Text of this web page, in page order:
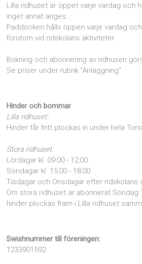
Lilla ridhuset är öppet varje vardag och
inget annat anges.
Paddocken hålls öppen varje vardag
förutom vid ridskolans aktiviteter.
Bokning och abonnering av ridhusen
Se priser under rubrik "Anläggning"
Hinder och bommar
Lilla ridhuset:
Hinder får fritt plockas in under hela
Stora ridhuset:
Lördagar kl. 09:00 - 12:00
Söndagar kl. 15:00 - 18:00
Tisdagar och Onsdagar efter ridskolans
Om stora ridhuset är abonnerat Söndag
hinder plockas fram i Lilla ridhuset
Swishnummer till föreningen:
1233901592